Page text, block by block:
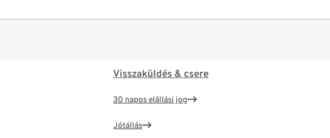
Visszaküldés & csere
30 napos elállási jog
Jótállás